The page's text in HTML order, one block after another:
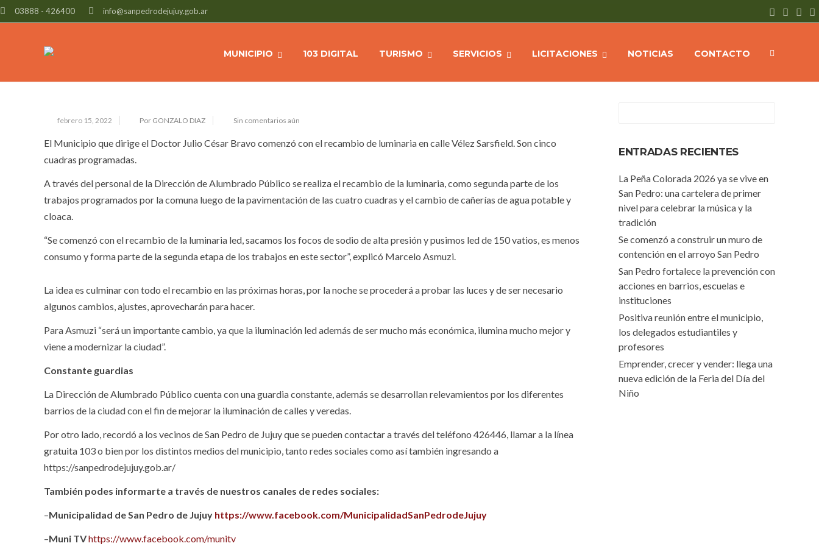
info@sanpedrodejujuy.gob.ar
03888 - 426400
MUNICIPIO 103 DIGITAL TURISMO SERVICIOS LICITACIONES NOTICIAS CONTACTO
febrero 15, 2022 Por GONZALO DIAZ Sin comentarios aún
El Municipio que dirige el Doctor Julio César Bravo comenzó con el recambio de luminaria en calle Vélez Sarsfield. Son cinco
cuadras programadas.
A través del personal de la Dirección de Alumbrado Público se realiza el recambio de la luminaria, como segunda parte de los
trabajos programados por la comuna luego de la pavimentación de las cuatro cuadras y el cambio de cañerías de agua potable y
cloaca.
“Se comenzó con el recambio de la luminaria led, sacamos los focos de sodio de alta presión y pusimos led de 150 vatios, es menos
consumo y forma parte de la segunda etapa de los trabajos en este sector”, explicó Marcelo Asmuzi.
La idea es culminar con todo el recambio en las próximas horas, por la noche se procederá a probar las luces y de ser necesario
algunos cambios, ajustes, aprovecharán para hacer.
Para Asmuzi “será un importante cambio, ya que la iluminación led además de ser mucho más económica, ilumina mucho mejor y
viene a modernizar la ciudad”.
Constante guardias
La Dirección de Alumbrado Público cuenta con una guardia constante, además se desarrollan relevamientos por los diferentes
barrios de la ciudad con el fin de mejorar la iluminación de calles y veredas.
Por otro lado, recordó a los vecinos de San Pedro de Jujuy que se pueden contactar a través del teléfono 426446, llamar a la línea
gratuita 103 o bien por los distintos medios del municipio, tanto redes sociales como así también ingresando a
https://sanpedrodejujuy.gob.ar/
También podes informarte a través de nuestros canales de redes sociales:
–Municipalidad de San Pedro de Jujuy https://www.facebook.com/MunicipalidadSanPedrodeJujuy
–Muni TVhttps://www.facebook.com/munitv
ENTRADAS RECIENTES
La Peña Colorada 2026 ya se vive en
San Pedro: una cartelera de primer
nivel para celebrar la música y la
tradición
Se comenzó a construir un muro de
contención en el arroyo San Pedro
San Pedro fortalece la prevención con
acciones en barrios, escuelas e
instituciones
Positiva reunión entre el municipio,
los delegados estudiantiles y
profesores
Emprender, crecer y vender: llega una
nueva edición de la Feria del Día del
Niño